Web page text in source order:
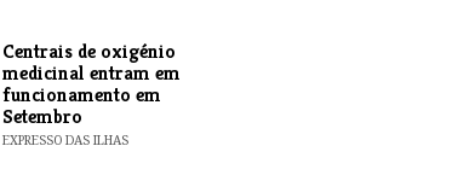
Centrais de oxigénio
medicinal entram em
funcionamento em
Setembro
EXPRESSO DAS ILHAS